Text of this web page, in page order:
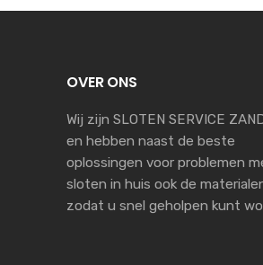
OVER ONS
Wij zijn SLOTEN SERVICE
en hebben naast de beste
oplossingen voor problemen
sloten in huis ook de
zodat u snel geholpen kunt